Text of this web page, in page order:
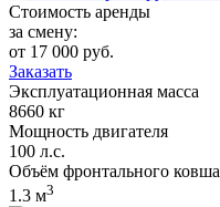
Стоимость аренды
за смену:
от 17 000 руб.
Заказать
Эксплуатационная масса
8660 кг
Мощность двигателя
100 л.с.
Объём фронтального ковша
1.3 м3